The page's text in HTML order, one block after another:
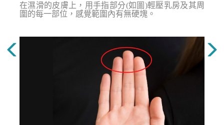
在濕滑的皮膚上，用手指部分(如圖)輕壓乳房及其周
圍的每一部位，感覺範圍內有無硬塊。